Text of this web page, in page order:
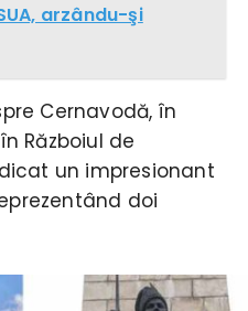
arzându-şi
Cernavodă, în
Războiul de
un impresionant
doi